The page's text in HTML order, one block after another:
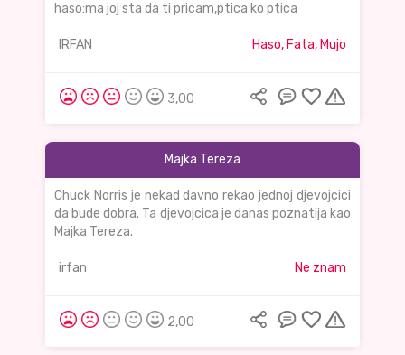
haso:ma joj sta da ti pricam,ptica ko ptica
IRFAN Haso, Fata, Mujo
3,00
Majka Tereza
Chuck Norris je nekad davno rekao jednoj djevojcici
da bude dobra. Ta djevojcica je danas poznatija kao
Majka Tereza.
irfan Ne znam
2,00